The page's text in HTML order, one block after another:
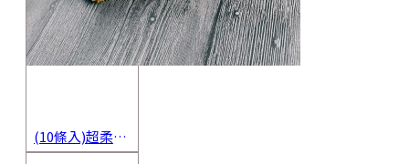
(10條入)超柔軟抹布 不沾油洗碗巾 多用途擦拭布